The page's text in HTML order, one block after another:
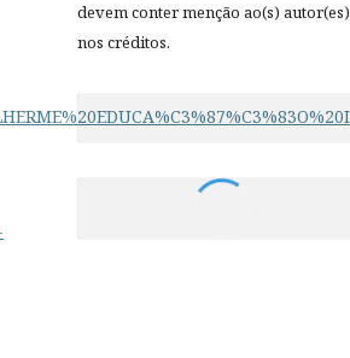
devem conter menção ao(s) autor(es)
nos créditos.